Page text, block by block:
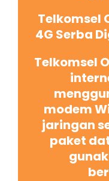
Telkomsel
4G Serba
Telkomsel
modem
jaringan
paket